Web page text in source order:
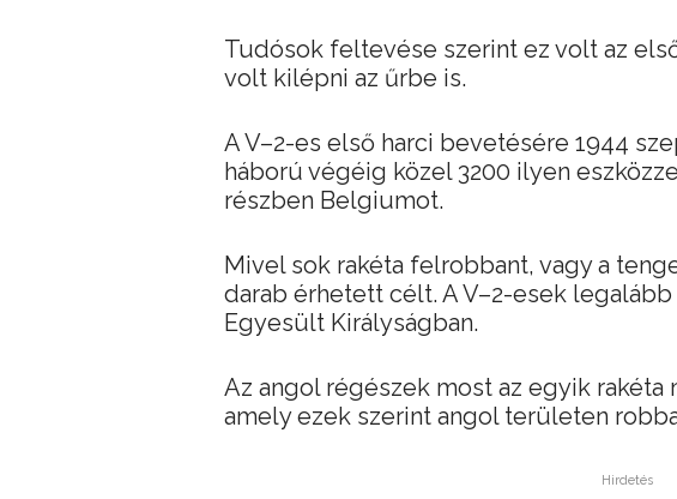
Tudósok feltevése szerint ez volt az
volt kilépni az űrbe is.
A V–2-es első harci bevetésére 1944
háború végéig közel 3200 ilyen
részben Belgiumot.
Mivel sok rakéta felrobbant, vagy a
darab érhetett célt. A V–2-esek
Egyesült Királyságban.
Az angol régészek most az egyik rakéta
amely ezek szerint angol területen
Hirdetés